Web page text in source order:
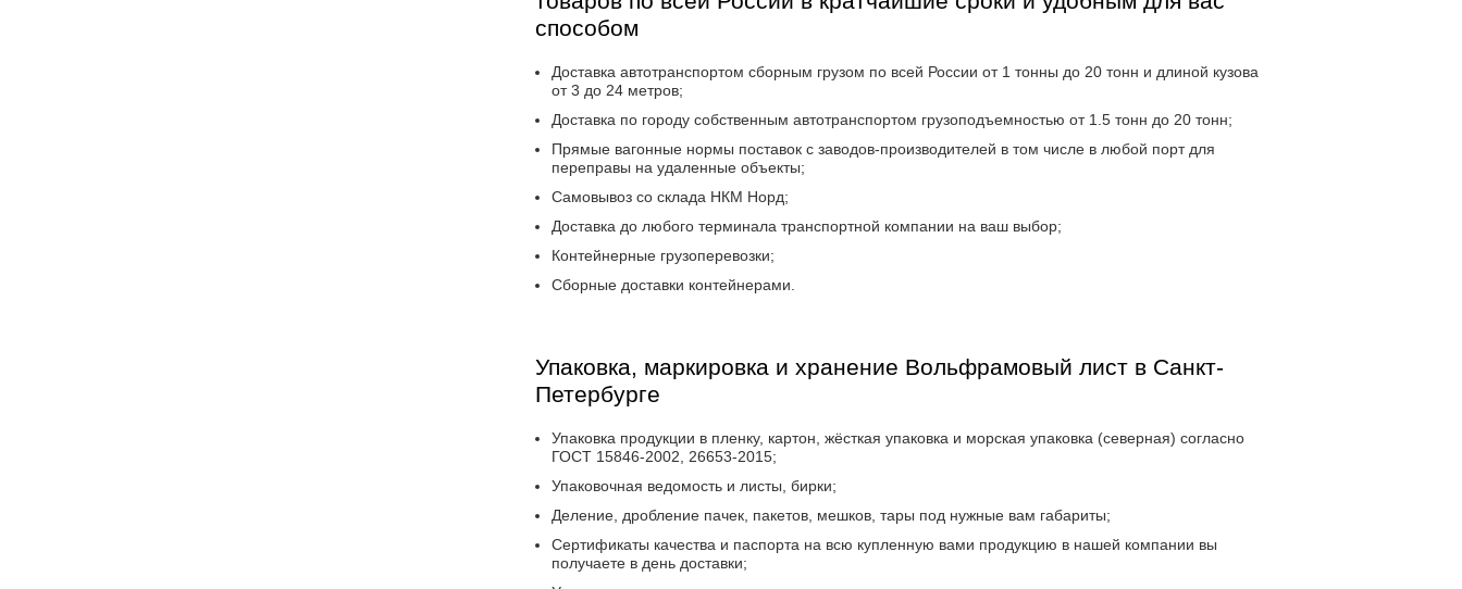
способом
Доставка автотранспортом сборным грузом по всей России от 1 тонны до 20 тонн и длиной кузова
от 3 до 24 метров;
Доставка по городу собственным автотранспортом грузоподъемностью от 1.5 тонн до 20 тонн;
Прямые вагонные нормы поставок с заводов-производителей в том числе в любой порт для
переправы на удаленные объекты;
Самовывоз со склада НКМ Норд;
Доставка до любого терминала транспортной компании на ваш выбор;
Контейнерные грузоперевозки;
Сборные доставки контейнерами.
Упаковка, маркировка и хранение Вольфрамовый лист в Санкт-
Петербурге
Упаковка продукции в пленку, картон, жёсткая упаковка и морская упаковка (северная) согласно
ГОСТ 15846-2002, 26653-2015;
Упаковочная ведомость и листы, бирки;
Деление, дробление пачек, пакетов, мешков, тары под нужные вам габариты;
Сертификаты качества и паспорта на всю купленную вами продукцию в нашей компании вы
получаете в день доставки;